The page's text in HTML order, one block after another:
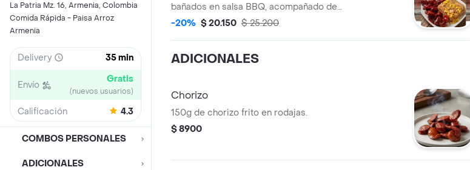
La Patria Mz. 16, Armenia, Colombia
Comida Rápida - Paisa Arroz
Armenia
Delivery 35 min
Envío Gratis
(nuevos usuarios)
Calificación 4.3
COMBOS PERSONALES
ADICIONALES
bañados en salsa BBQ, acompañado de
papas a la francesa y arroz paisa.
-20% $ 20.150 $ 25.200
ADICIONALES
Chorizo
150g de chorizo frito en rodajas.
$ 8900